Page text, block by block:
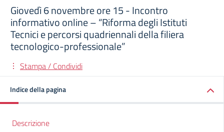
Giovedì 6 novembre ore 15 - Incontro
informativo online – “Riforma degli Istituti
Tecnici e percorsi quadriennali della filiera
tecnologico-professionale”
Stampa / Condividi
Indice della pagina
Descrizione